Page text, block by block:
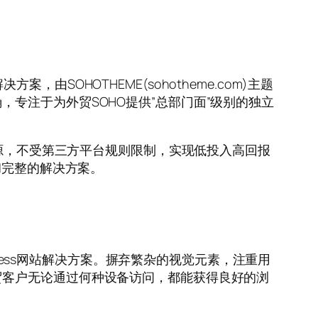
方案，由SOHOTHEME(sohotheme.com)主题
注于为外贸SOHO提供”总部门面”级别的独立
不受第三方平台规则限制，实现低投入高回报
整的解决方案。
网站解决方案。摒弃繁杂的视觉元素，注重用
户无论通过何种设备访问，都能获得良好的浏